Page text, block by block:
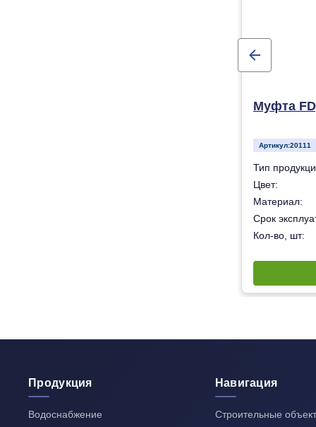
Муфта
Артикул:20111
Тип
Цвет:
Материал:
Срок
Кол-во, шт:
Продукция
Водоснабжение
Навигация
Строительные